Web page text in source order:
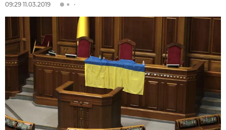
09:29 11.03.2019